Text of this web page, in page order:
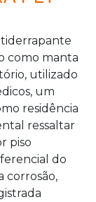
como manta
utilizado
um
residência
ressaltar
piso
do
corrosão,